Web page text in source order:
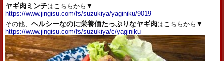
ヤギ肉ミンチはこちらから▼
https://www.jingisu.com/fs/suzukiya/yaginiku/9019
その他、ヘルシーなのに栄養価たっぷりなヤギ肉はこちらから▼
https://www.jingisu.com/fs/suzukiya/c/yaginiku